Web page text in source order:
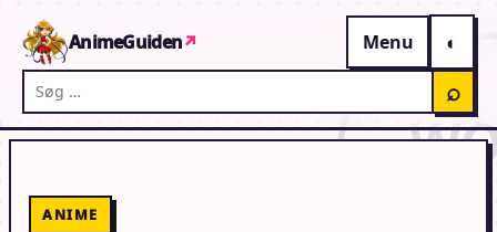
AnimeGuiden↗
Menu
Søg på AnimeGuiden
⌕
ANIME